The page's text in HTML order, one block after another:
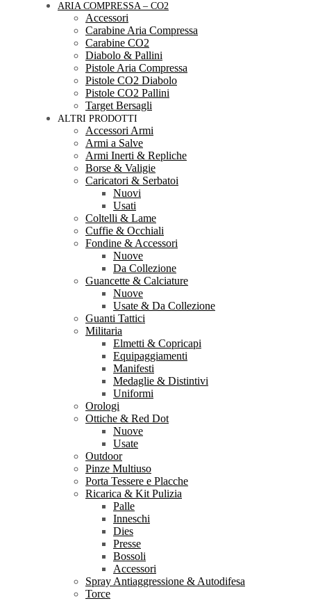
ARIA COMPRESSA – CO2
Accessori
Carabine Aria Compressa
Carabine CO2
Diabolo & Pallini
Pistole Aria Compressa
Pistole CO2 Diabolo
Pistole CO2 Pallini
Target Bersagli
ALTRI PRODOTTI
Accessori Armi
Armi a Salve
Armi Inerti & Repliche
Borse & Valigie
Caricatori & Serbatoi
Nuovi
Usati
Coltelli & Lame
Cuffie & Occhiali
Fondine & Accessori
Nuove
Da Collezione
Guancette & Calciature
Nuove
Usate & Da Collezione
Guanti Tattici
Militaria
Elmetti & Copricapi
Equipaggiamenti
Manifesti
Medaglie & Distintivi
Uniformi
Orologi
Ottiche & Red Dot
Nuove
Usate
Outdoor
Pinze Multiuso
Porta Tessere e Placche
Ricarica & Kit Pulizia
Palle
Inneschi
Dies
Presse
Bossoli
Accessori
Spray Antiaggressione & Autodifesa
Torce